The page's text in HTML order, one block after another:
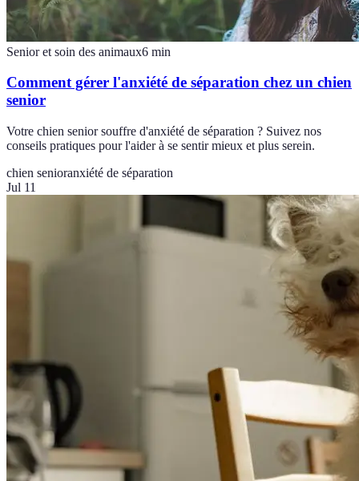
Senior et soin des animaux6 min
Comment gérer l'anxiété de séparation chez un chien
senior
Votre chien senior souffre d'anxiété de séparation ? Suivez nos
conseils pratiques pour l'aider à se sentir mieux et plus serein.
chien senioranxiété de séparation
Jul 11